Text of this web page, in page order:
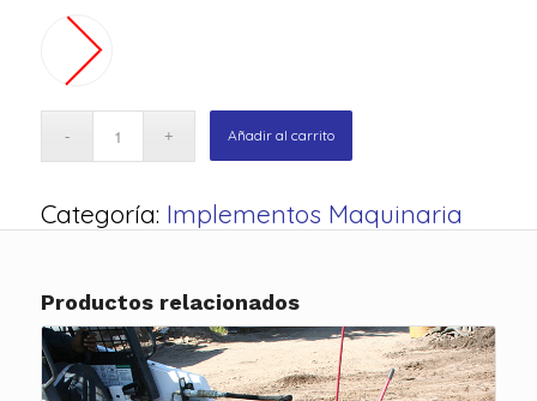
Añadir al carrito
Categoría: Implementos Maquinaria
Productos relacionados